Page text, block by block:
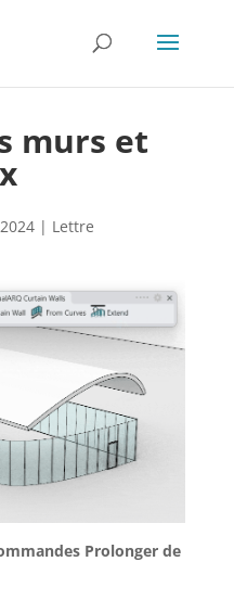
murs et
| Lettre
Prolonger de